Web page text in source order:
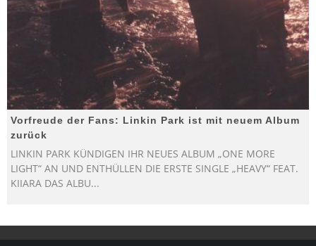
Vorfreude der Fans: Linkin Park ist mit neuem Album
zurück
LINKIN PARK KÜNDIGEN IHR NEUES ALBUM „ONE MORE
LIGHT“ AN UND ENTHÜLLEN DIE ERSTE SINGLE „HEAVY“ FEAT.
KIIARA DAS ALBU...